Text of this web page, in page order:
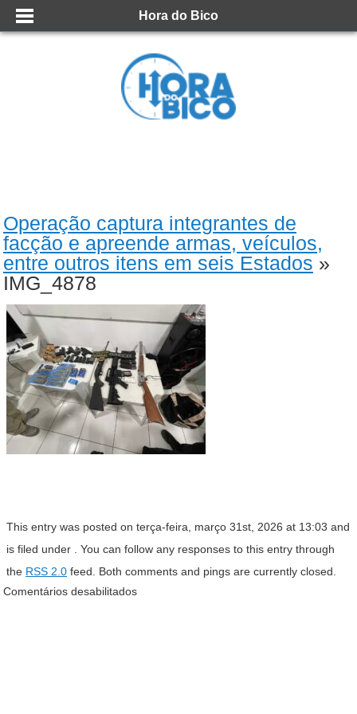
Hora do Bico
Operação captura integrantes de
facção e apreende armas, veículos,
entre outros itens em seis Estados »
IMG_4878
This entry was posted on terça-feira, março 31st, 2026 at 13:03 and
is filed under . You can follow any responses to this entry through
the RSS 2.0 feed. Both comments and pings are currently closed.
Comentários desabilitados